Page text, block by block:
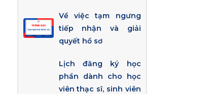
Về việc tạm ngưng
tiếp nhận và giải
quyết hồ sơ
Lịch đăng ký học
phần dành cho học
viên thạc sĩ, sinh viên